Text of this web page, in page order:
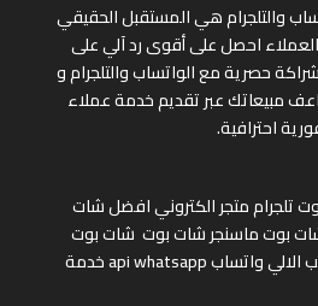
والتلجرام هي المستقبل الحقيقي
العملاء احصل على أقوى رد آلي على
حصرية مع الواتساب والتلجرام و
مبيعاتك عبر تقديم خدمة عملاء
احترافية.
تلجراممتجر الكترونيافضل شات
بوت ماسنجرشات بوت شات بوت
الالي واتسابapi whatsappخدمة